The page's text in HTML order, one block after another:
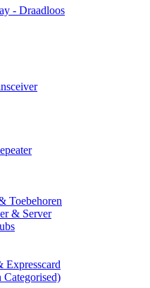
- Draadloos
Toebehoren
& Server
Expresscard